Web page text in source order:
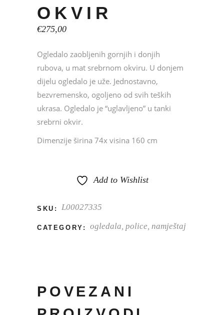
OKVIR
€275,00
Ogledalo zaobljenih gornjih i donjih
rubova, u mat srebrnom okviru. U donjem
dijelu ogledalo je uže. Jednostavno,
bezvremensko, ogoljeno od svih teških
ukrasa. Ogledalo je “uglavljeno” u tanki
srebrni okvir.
Dimenzije širina 74x visina 160 cm
Add to Wishlist
SKU: L00027335
CATEGORY: ogledala, police, namještaj
POVEZANI